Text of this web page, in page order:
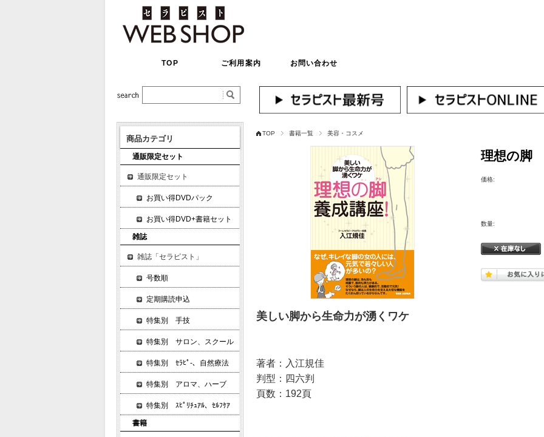
TOP ご利用案内 お問い合わせ
TOP 書籍一覧 美容・コスメ
理想の脚
価格:
数量:
美しい脚から生命力が湧くワケ
著者：入江規佳
判型：四六判
頁数：192頁
商品カテゴリ
通販限定セット
通販限定セット
お買い得DVDパック
お買い得DVD+書籍セット
雑誌
雑誌「セラピスト」
号数順
定期購読申込
特集別 手技
特集別 サロン、スクール
特集別 ｾﾗﾋﾟ-、自然療法
特集別 アロマ、ハーブ
特集別 ｽﾋﾟﾘﾁｭｱﾙ、ｾﾙﾌｹｱ
書籍